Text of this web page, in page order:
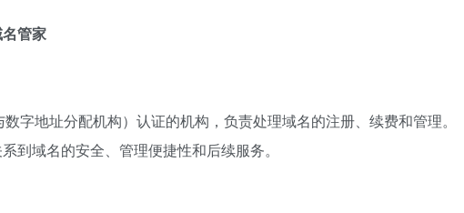
管家
字地址分配机构）认证的机构，负责处理域名的注册、续费和管理。
到域名的安全、管理便捷性和后续服务。